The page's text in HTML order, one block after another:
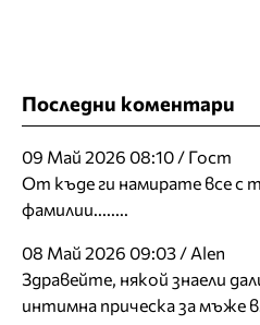
Последни коментари
09 Май 2026 08:10 / Гост
От къде ги намирате все с
фамилии........
08 Май 2026 09:03 / Alen
Здравейте, някой знаели
интимна прическа за мъже